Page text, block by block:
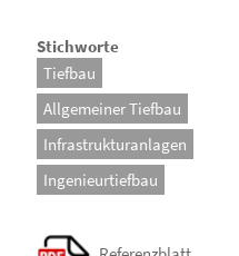
Stichworte
Tiefbau
Allgemeiner Tiefbau
Infrastrukturanlagen
Ingenieurtiefbau